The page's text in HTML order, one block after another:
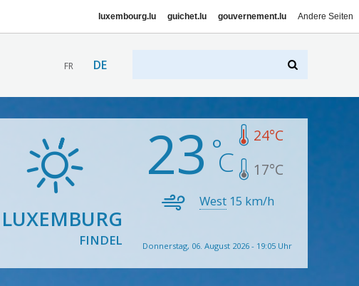
luxembourg.lu guichet.lu gouvernement.lu Andere Seiten
FR DE
LUXEMBURG
FINDEL
23 24°C
17°C
West 15 km/h
Donnerstag, 06. August 2026 - 19:05 Uhr